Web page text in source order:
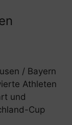
/ Bayern
Athleten
und
Cup